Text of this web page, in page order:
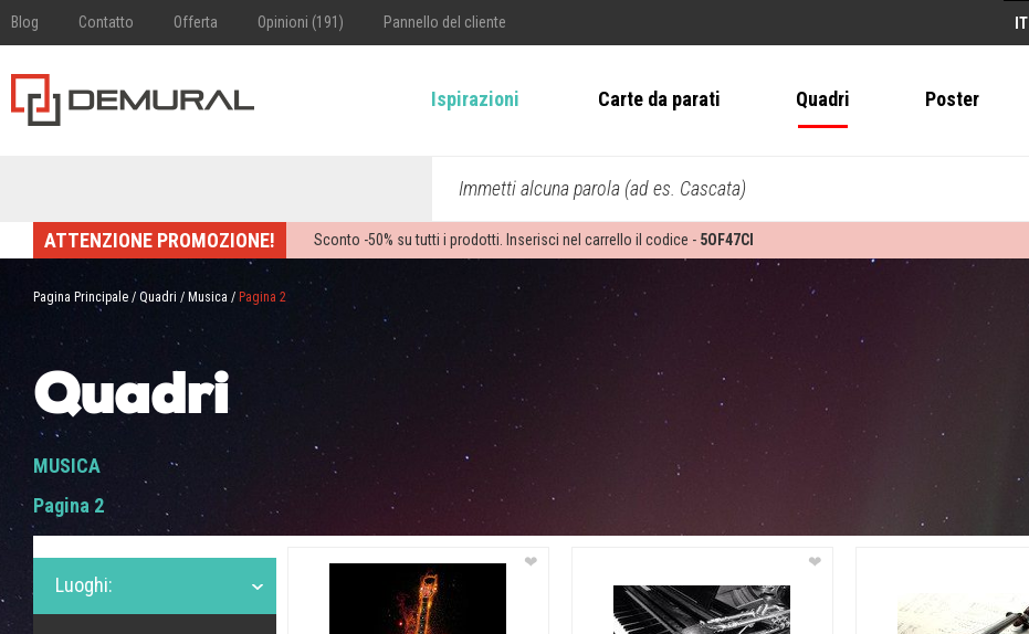
Blog Contatto Offerta Opinioni (191) Pannello del cliente IT
Ispirazioni Carte da parati Quadri Poster
Immetti alcuna parola (ad es. Cascata)
ATTENZIONE PROMOZIONE! Sconto -50% su tutti i prodotti. Inserisci nel carrello il codice - 5OF47CI
Pagina Principale / Quadri / Musica / Pagina 2
Quadri
MUSICA
Pagina 2
Luoghi:
❤ ❤